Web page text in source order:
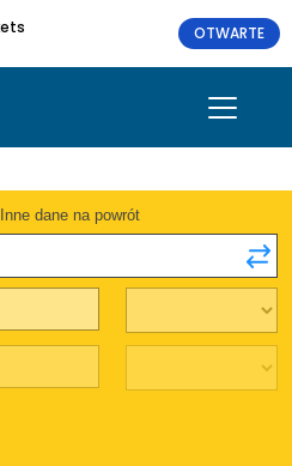
OTWARTE
Inne dane na powrót